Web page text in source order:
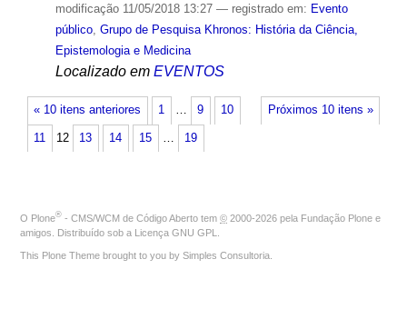
modificação11/05/2018 13:27 — registrado em: Evento
público, Grupo de Pesquisa Khronos: História da Ciência,
Epistemologia e Medicina
Localizado em EVENTOS
« 10 itens anteriores Próximos 10 itens »
1 … 9 10
11 12 13 14 15 … 19
O Plone® - CMS/WCM de Código Aberto tem © 2000-2026 pela Fundação Plone e
amigos. Distribuído sob a Licença GNU GPL
This Plone Theme brought to you by Simples Consultoria